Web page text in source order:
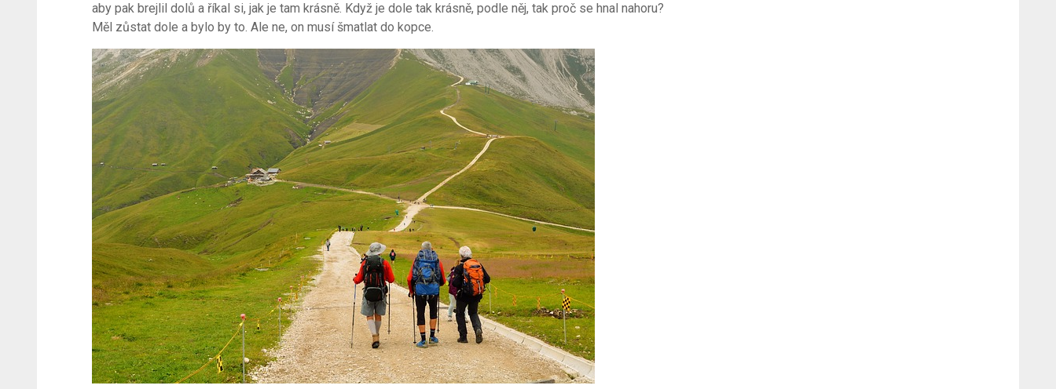
aby pak brejlil dolů a říkal si, jak je tam krásně. Když je dole tak krásně, podle něj, tak proč se hnal nahoru?
Měl zůstat dole a bylo by to. Ale ne, on musí šmatlat do kopce.